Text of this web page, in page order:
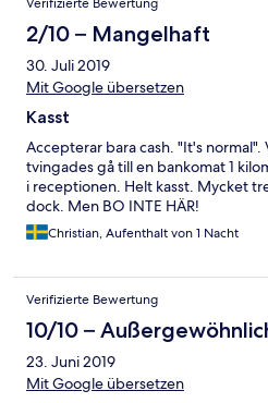
lang dag uden frokost. Ikke
morgenbuffet i forhold til Corona-
men indretningen af ældre dato.
2/10 – Mangelhaft
30. Juli 2019
Mit Google übersetzen
Kasst
Accepterar bara cash. "It's normal".
tvingades gå till en bankomat 1
i receptionen. Helt kasst. Mycket
dock. Men BO INTE HÄR!
Christian, Aufenthalt von 1 Nacht
Verifizierte Bewertung
10/10 –
23. Juni 2019
Mit Google übersetzen